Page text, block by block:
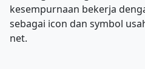
kesempurnaan bekerja
sebagai icon dan symbol
net.